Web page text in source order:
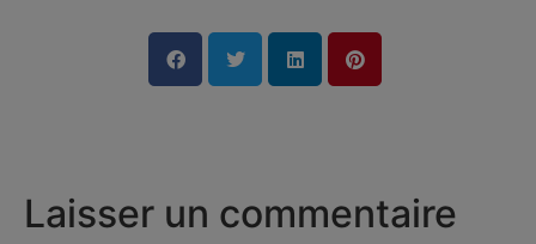
Laisser un commentaire